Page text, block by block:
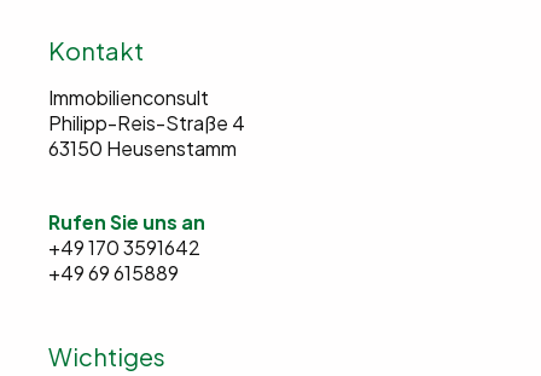
Kontakt
Immobilienconsult
Philipp-Reis-Straße 4
63150 Heusenstamm
Rufen Sie uns an
+49 170 3591642
+49 69 615889
Wichtiges